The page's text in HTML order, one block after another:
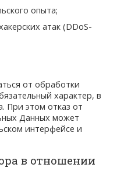
опыта;
атак (DDoS-
от обработки
характер, в
При этом отказ от
Данных может
интерфейсе и
в отношении